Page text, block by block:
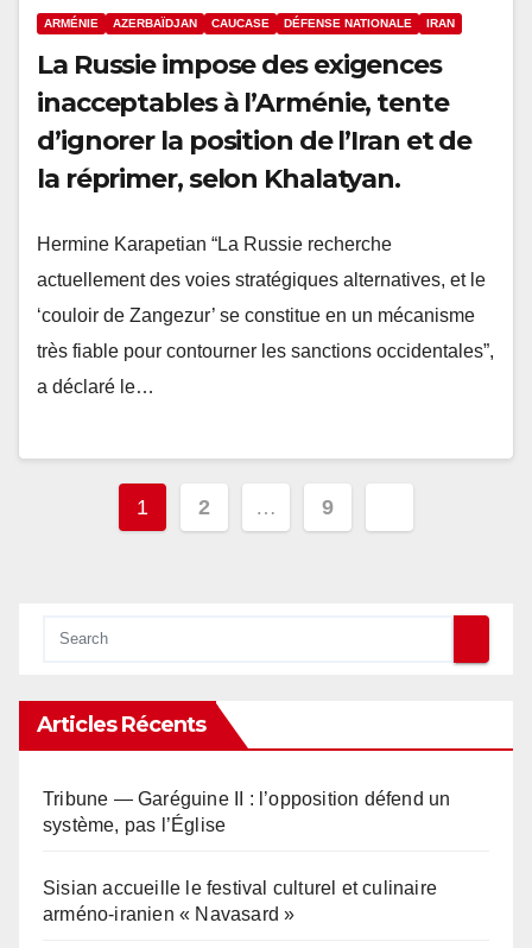
ARMÉNIE AZERBAÏDJAN CAUCASE DÉFENSE NATIONALE IRAN
La Russie impose des exigences
inacceptables à l’Arménie, tente
d’ignorer la position de l’Iran et de
la réprimer, selon Khalatyan.
Hermine Karapetian “La Russie recherche
actuellement des voies stratégiques alternatives, et le
‘couloir de Zangezur’ se constitue en un mécanisme
très fiable pour contourner les sanctions occidentales”,
a déclaré le…
Pagination
1 2 … 9
Articles Récents
Tribune — Garéguine II : l’opposition défend un
système, pas l’Église
Sisian accueille le festival culturel et culinaire
arméno-iranien « Navasard »